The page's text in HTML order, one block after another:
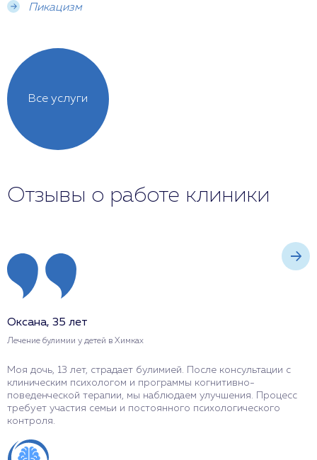
Пикацизм
Все услуги
Отзывы о работе клиники
Оксана, 35 лет
Лечение булимии у детей в Химках
Моя дочь, 13 лет, страдает булимией. После консультации с
клиническим психологом и программы когнитивно-
поведенческой терапии, мы наблюдаем улучшения. Процесс
требует участия семьи и постоянного психологического
контроля.